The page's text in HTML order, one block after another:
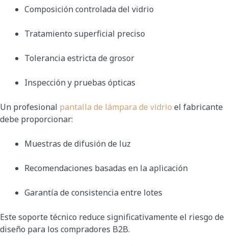
Composición controlada del vidrio
Tratamiento superficial preciso
Tolerancia estricta de grosor
Inspección y pruebas ópticas
Un profesional pantalla de lámpara de vidrio el fabricante
debe proporcionar:
Muestras de difusión de luz
Recomendaciones basadas en la aplicación
Garantía de consistencia entre lotes
Este soporte técnico reduce significativamente el riesgo de
diseño para los compradores B2B.